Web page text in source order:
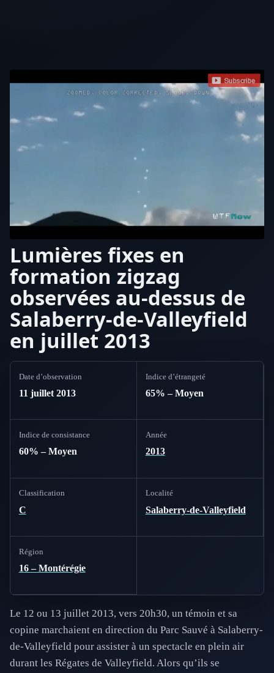
Lumières fixes en
formation zigzag
observées au-dessus de
Salaberry-de-Valleyfield
en juillet 2013
Date d’observation
11 juillet 2013
Indice d’étrangeté
65% – Moyen
Indice de consistance
60% – Moyen
Année
2013
Classification
C
Localité
Salaberry-de-Valleyfield
Région
16 – Montérégie
Le 12 ou 13 juillet 2013, vers 20h30, un témoin et sa
copine marchaient en direction du Parc Sauvé à Salaberry-
de-Valleyfield pour assister à un spectacle en plein air
durant les Régates de Valleyfield. Alors qu’ils se